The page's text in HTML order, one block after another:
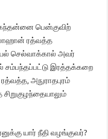
பென்குவிற்
லொஹான் ரத்வத்த
செல்வாக்கால் அவர்
சம்பந்தப்பட்டு இரத்தக்கறை
அநுராதபுரம்
யார் நீதி வழங்குவர்?